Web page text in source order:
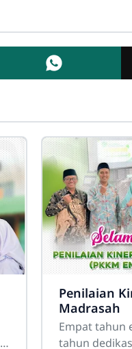
Penilaian
Madrasah
Empat tahun
tahun